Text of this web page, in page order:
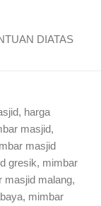
DIATAS
, harga
masjid,
masjid
gresik, mimbar
masjid malang,
, mimbar